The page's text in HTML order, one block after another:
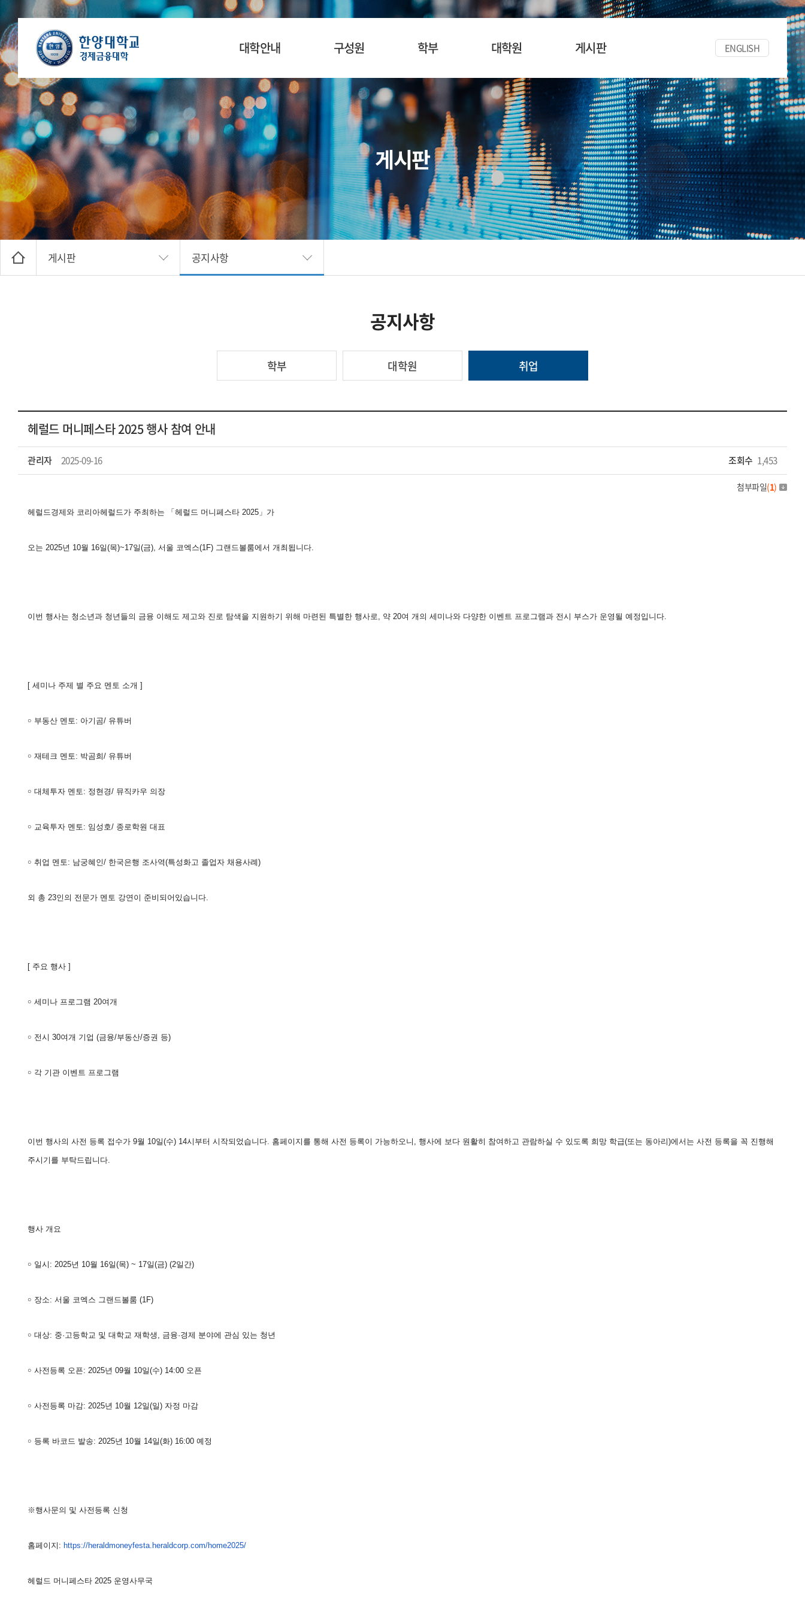
대학안내
학장 인사말
연혁
공간소개
찾아오시는길
구성원
교수
명예교수
겸임/초빙교수
행정팀 직원
학부
입학안내
교육목표
교육과정
관심과목검색
장학안내
SURF
학생활동
대학원
입학안내
교육목표
교육과정
관심과목검색
장학제도
BK21
게시판
공지사항
세미나/워크숍
한양경금뉴스
자료실
ENGLISH
게시판
게시판 공지사항
공지사항
학부 대학원 취업
헤럴드 머니페스타 2025 행사 참여 안내
관리자 2025-09-16 조회수 1,453
첨부파일(1)
헤럴드경제와 코리아헤럴드가 주최하는 「헤럴드 머니페스타 2025」가
오는 2025년 10월 16일(목)~17일(금), 서울 코엑스(1F) 그랜드볼룸에서 개최됩니다.
이번 행사는 청소년과 청년들의 금융 이해도 제고와 진로 탐색을 지원하기 위해 마련된 특별한 행사로, 약 20여 개의 세미나와 다양한 이벤트 프로그램과 전시 부스가 운영될 예정입니다.
[ 세미나 주제 별 주요 멘토 소개 ]
￮ 부동산 멘토: 아기곰/ 유튜버
￮ 재테크 멘토: 박곰희/ 유튜버
￮ 대체투자 멘토: 정현경/ 뮤직카우 의장
￮ 교육투자 멘토: 임성호/ 종로학원 대표
￮ 취업 멘토: 남궁혜인/ 한국은행 조사역(특성화고 졸업자 채용사례)
외 총 23인의 전문가 멘토 강연이 준비되어있습니다.
[ 주요 행사 ]
￮ 세미나 프로그램 20여개
￮ 전시 30여개 기업 (금융/부동산/증권 등)
￮ 각 기관 이벤트 프로그램
이번 행사의 사전 등록 접수가 9월 10일(수) 14시부터 시작되었습니다. 홈페이지를 통해 사전 등록이 가능하오니, 행사에 보다 원활히 참여하고 관람하실 수 있도록 희망 학급(또는 동아리)에서는 사전 등록을 꼭 진행해
주시기를 부탁드립니다.
행사 개요
￮ 일시: 2025년 10월 16일(목) ~ 17일(금) (2일간)
￮ 장소: 서울 코엑스 그랜드볼룸 (1F)
￮ 대상: 중·고등학교 및 대학교 재학생, 금융·경제 분야에 관심 있는 청년
￮ 사전등록 오픈: 2025년 09월 10일(수) 14:00 오픈
￮ 사전등록 마감: 2025년 10월 12일(일) 자정 마감
￮ 등록 바코드 발송: 2025년 10월 14일(화) 16:00 예정
※행사문의 및 사전등록 신청
홈페이지: https://heraldmoneyfesta.heraldcorp.com/home2025/
헤럴드 머니페스타 2025 운영사무국